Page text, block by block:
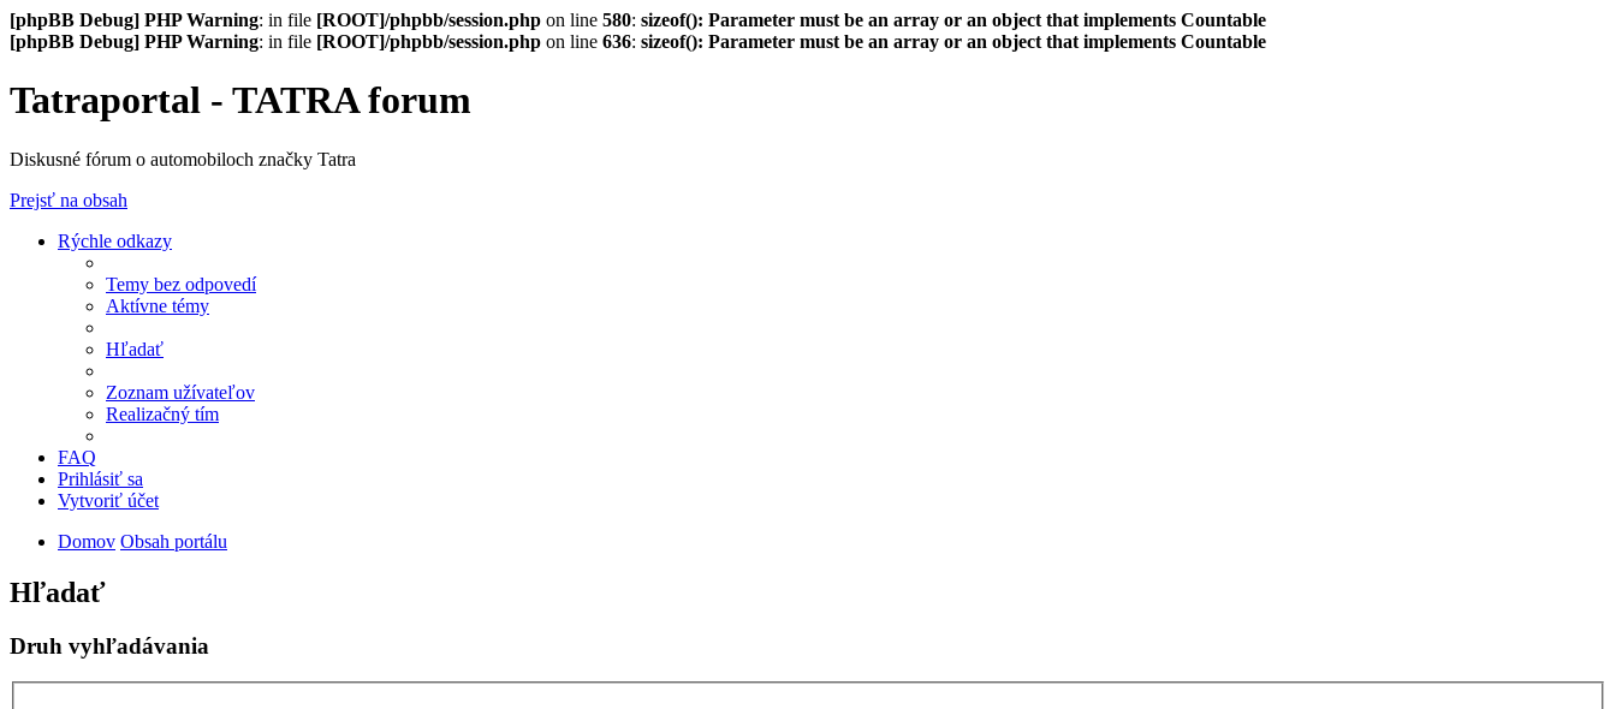
[phpBB Debug] PHP Warning: in file [ROOT]/phpbb/session.php on line 580: sizeof(): Parameter must be an array or an object that implements Countable
[phpBB Debug] PHP Warning: in file [ROOT]/phpbb/session.php on line 636: sizeof(): Parameter must be an array or an object that implements Countable
Tatraportal - TATRA forum
Diskusné fórum o automobiloch značky Tatra
Prejsť na obsah
Rýchle odkazy
Temy bez odpovedí
Aktívne témy
Hľadať
Zoznam užívateľov
Realizačný tím
FAQ
Prihlásiť sa
Vytvoriť účet
Domov Obsah portálu
Hľadať
Druh vyhľadávania